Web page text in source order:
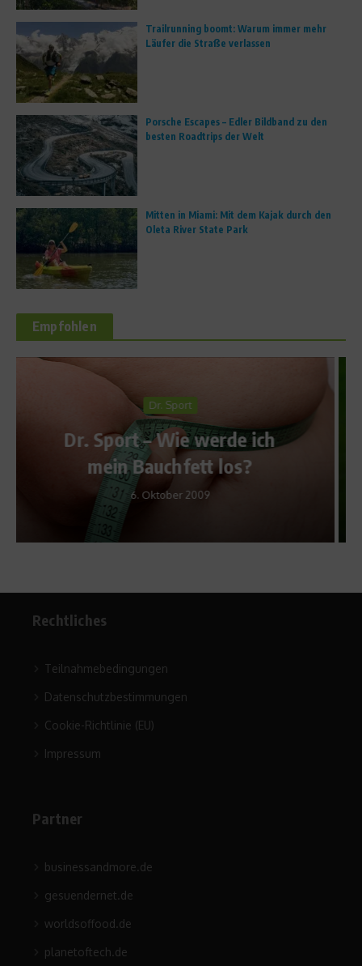
Trailrunning boomt: Warum immer mehr
Läufer die Straße verlassen
Porsche Escapes – Edler Bildband zu den
besten Roadtrips der Welt
Mitten in Miami: Mit dem Kajak durch den
Oleta River State Park
Empfohlen
Sports Inside
Abseits nicht erkennbar?
4. Februar 2014
Rechtliches
Teilnahmebedingungen
Datenschutzbestimmungen
Cookie-Richtlinie (EU)
Impressum
Partner
businessandmore.de
gesuendernet.de
worldsoffood.de
planetoftech.de